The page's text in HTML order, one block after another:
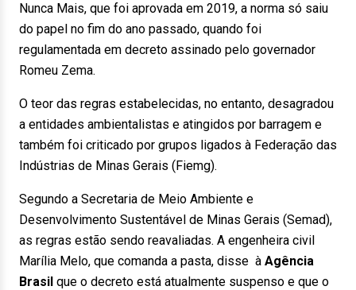
Nunca Mais, que foi aprovada em 2019, a norma só saiu
do papel no fim do ano passado, quando foi
regulamentada em decreto assinado pelo governador
Romeu Zema.
O teor das regras estabelecidas, no entanto, desagradou
a entidades ambientalistas e atingidos por barragem e
também foi criticado por grupos ligados à Federação das
Indústrias de Minas Gerais (Fiemg).
Segundo a Secretaria de Meio Ambiente e
Desenvolvimento Sustentável de Minas Gerais (Semad),
as regras estão sendo reavaliadas. A engenheira civil
Marília Melo, que comanda a pasta, disse à Agência
Brasil que o decreto está atualmente suspenso e que o